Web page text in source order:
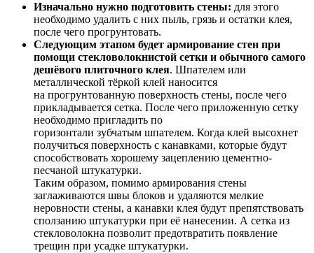
Изначально нужно подготовить стены: для этого
необходимо удалить с них пыль, грязь и остатки клея,
после чего прогрунтовать.
Следующим этапом будет армирование стен при
помощи стекловолокнистой сетки и обычного самого
дешёвого плиточного клея. Шпателем или
металлической тёркой клей наносится
на прогрунтованную поверхность стены, после чего
прикладывается сетка. После чего приложенную сетку
необходимо пригладить по
горизонтали зубчатым шпателем. Когда клей высохнет
получиться поверхность с канавками, которые будут
способствовать хорошему зацеплению цементно-
песчаной штукатурки.
Таким образом, помимо армирования стены
заглаживаются швы блоков и удаляются мелкие
неровности стены, а канавки клея будут препятствовать
сползанию штукатурки при её нанесении. А сетка из
стекловолокна позволит предотвратить появление
трещин при усадке штукатурки.